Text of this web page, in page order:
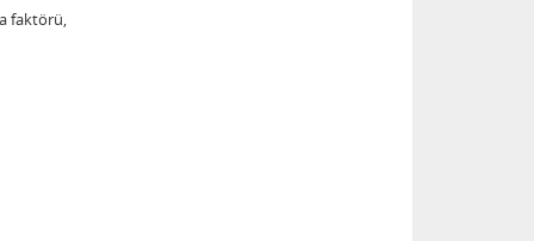
faktörü,